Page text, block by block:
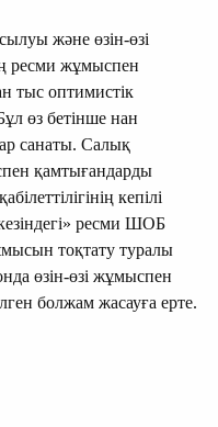
және өзін-өзі
ресми жұмыспен
тыс оптимистік
өз бетінше нан
санаты. Салық
қамтығандарды
кепілі
ресми ШОБ
тоқтату туралы
өзін-өзі жұмыспен
болжам жасауға ерте.